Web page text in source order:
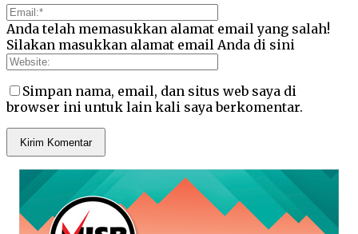
Anda telah memasukkan alamat email yang salah!
Silakan masukkan alamat email Anda di sini
Simpan nama, email, dan situs web saya di
browser ini untuk lain kali saya berkomentar.